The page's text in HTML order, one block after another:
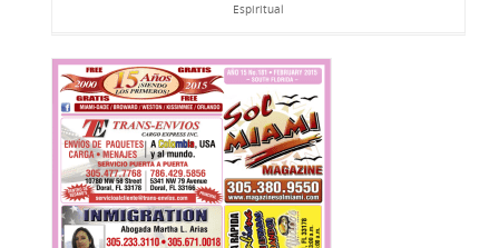
Espiritual